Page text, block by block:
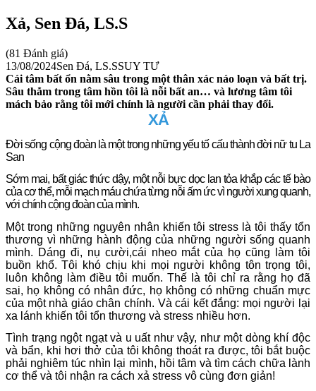
Xả, Sen Đá, LS.S
(81 Đánh giá)
13/08/2024Sen Đá, LS.SSUY TƯ
Cái tâm bất ổn nằm sâu trong một thân xác náo loạn và bất trị.
Sâu thẳm trong tâm hồn tôi là nỗi bất an… và lương tâm tôi
mách bảo rằng tôi mới chính là người cần phải thay đổi.
XẢ
Đời sống cộng đoàn là một trong những yếu tố cấu thành đời nữ tu La
San
Sớm mai, bất giác thức dậy, một nỗi bực dọc lan tỏa khắp các tế bào
của cơ thể, mỗi mạch máu chứa từng nỗi ấm ức vì người xung quanh,
với chính cộng đoàn của mình.
Một trong những nguyên nhân khiến tôi stress là tôi thấy tổn
thương vì những hành động của những người sống quanh
mình. Dáng đi, nụ cười,cái nheo mắt của họ cũng làm tôi
buồn khổ. Tôi khó chịu khi mọi người không tôn trọng tôi,
luôn không làm điều tôi muốn. Thế là tôi chỉ ra rằng họ đã
sai, họ không có nhân đức, họ không có những chuẩn mực
của một nhà giáo chân chính. Và cái kết đắng: mọi người lại
xa lánh khiến tôi tổn thương và stress nhiều hơn.
Tình trạng ngột ngạt và u uất như vậy, như một dòng khí độc
và bẩn, khi hơi thở của tôi không thoát ra được, tôi bắt buộc
phải nghiêm túc nhìn lại mình, hồi tâm và tìm cách chữa lành
cơ thể và tôi nhận ra cách xả stress vô cùng đơn giản!